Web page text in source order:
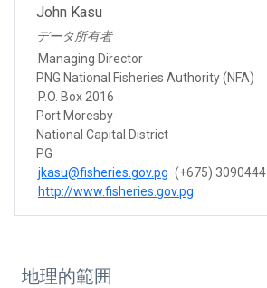
John Kasu
データ所有者
Managing Director
PNG National Fisheries Authority (NFA)
P.O. Box 2016
Port Moresby
National Capital District
PG
jkasu@fisheries.gov.pg (+675) 3090444
http://www.fisheries.gov.pg
地理的範囲